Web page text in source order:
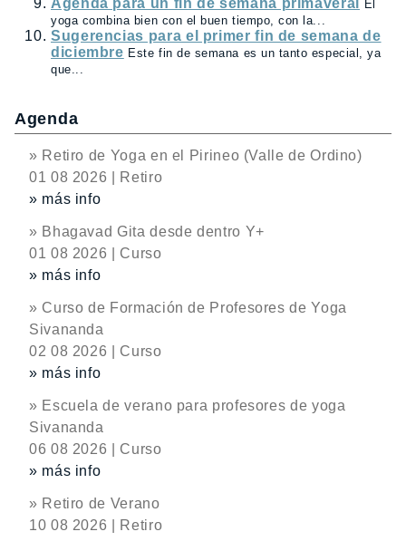
Agenda para un fin de semana primaveral
El
yoga combina bien con el buen tiempo, con la...
Sugerencias para el primer fin de semana de
diciembre Este fin de semana es un tanto especial, ya
que...
Agenda
» Retiro de Yoga en el Pirineo (Valle de Ordino)
01 08 2026 | Retiro
» más info
» Bhagavad Gita desde dentro Y+
01 08 2026 | Curso
» más info
» Curso de Formación de Profesores de Yoga
Sivananda
02 08 2026 | Curso
» más info
» Escuela de verano para profesores de yoga
Sivananda
06 08 2026 | Curso
» más info
» Retiro de Verano
10 08 2026 | Retiro